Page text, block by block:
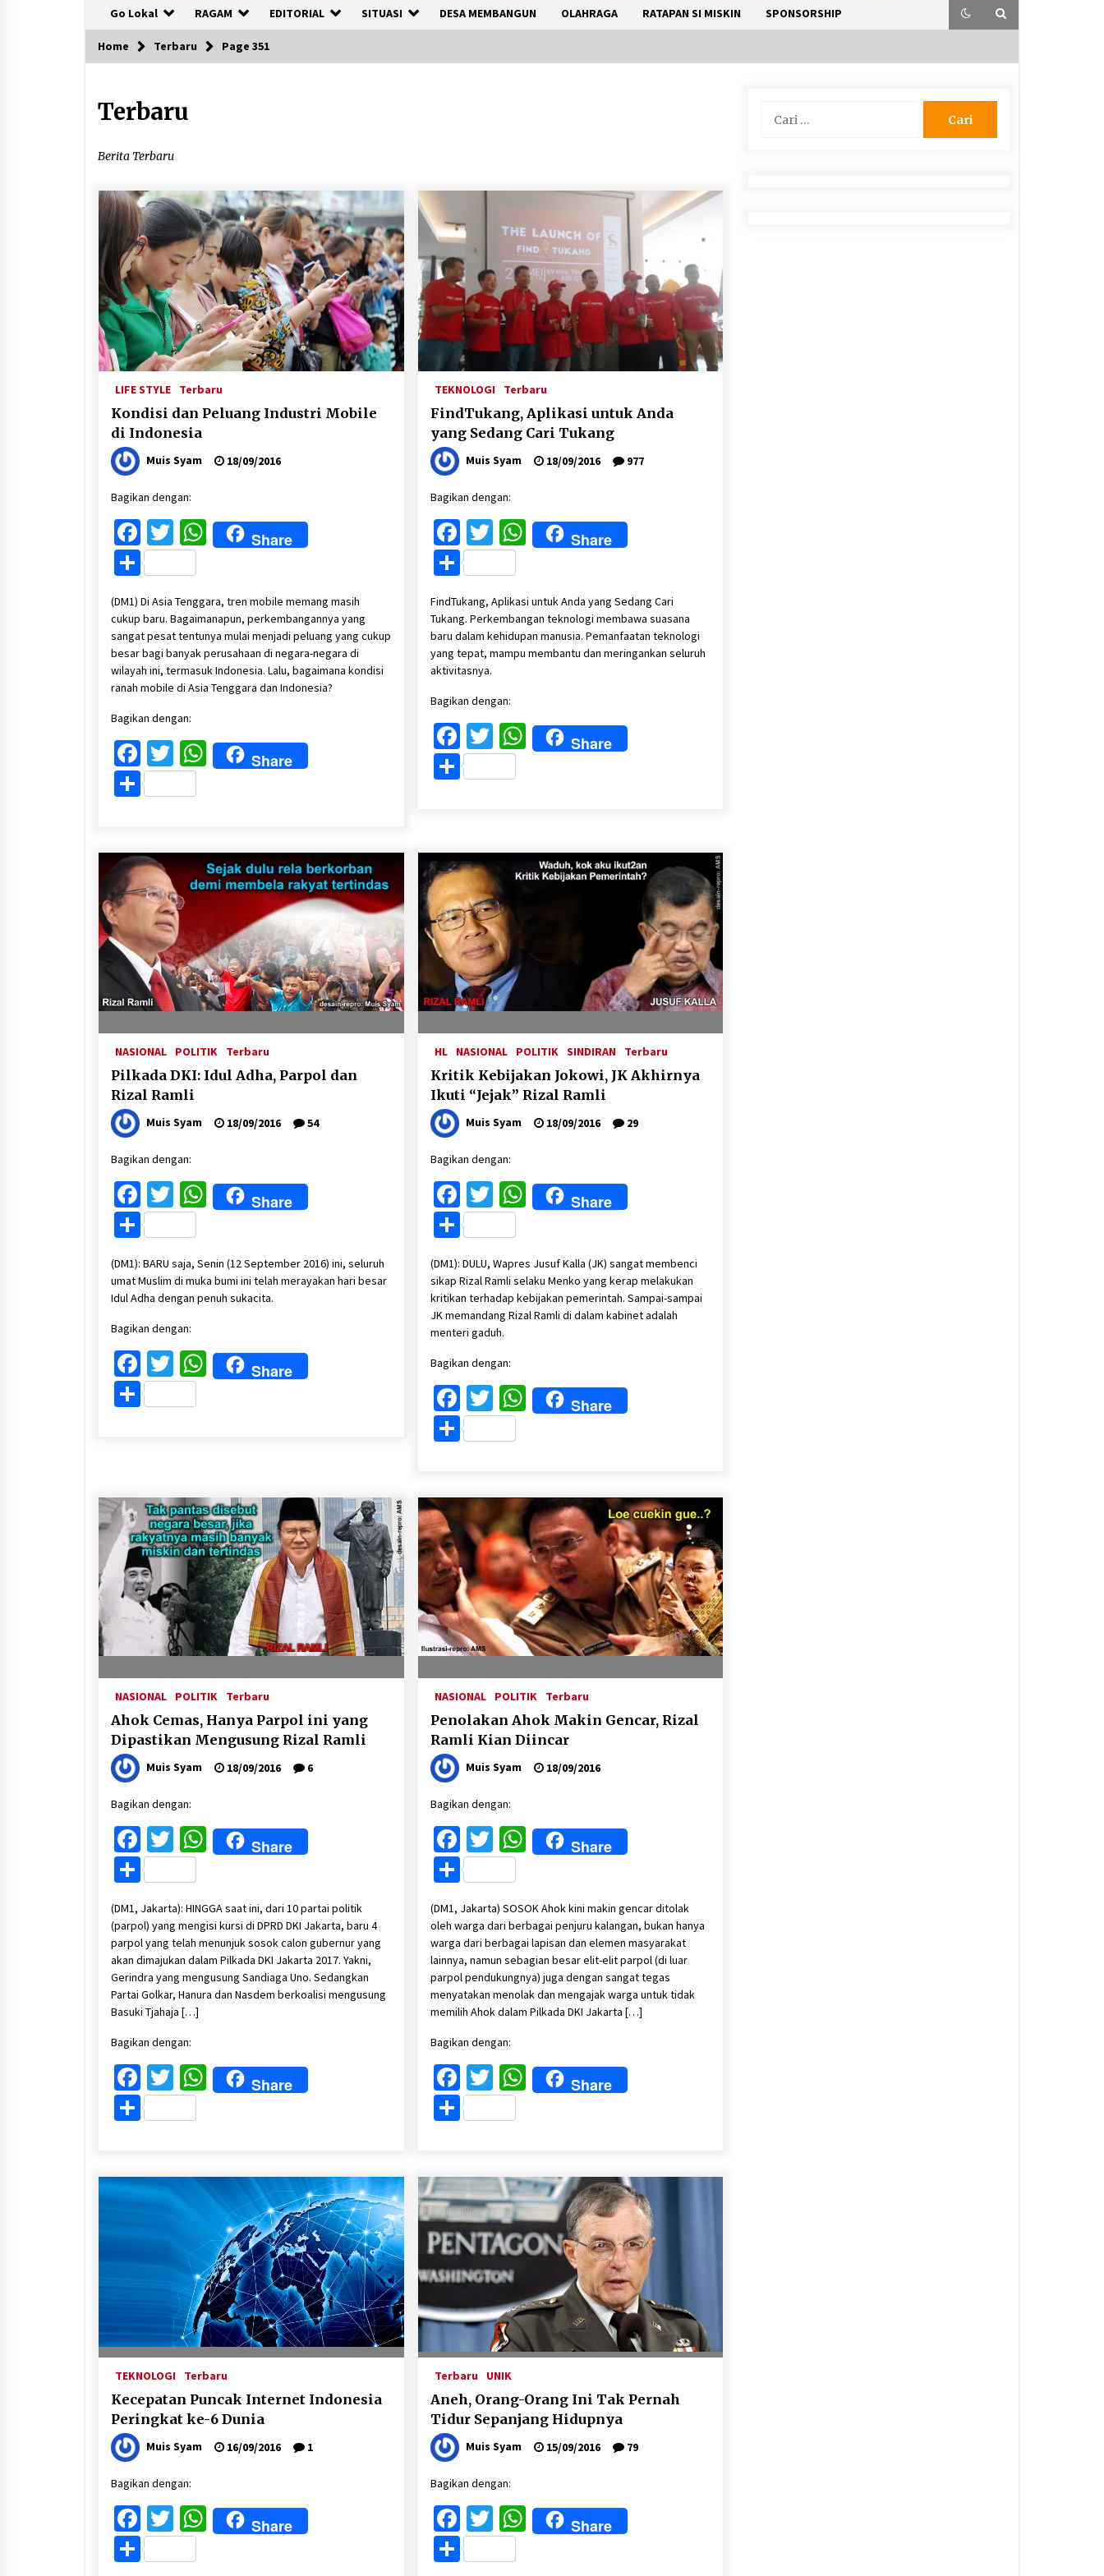
Go Lokal RAGAM EDITORIAL SITUASI DESA MEMBANGUN OLAHRAGA RATAPAN SI MISKIN SPONSORSHIP
Home Terbaru Page 351
Terbaru
Berita Terbaru
LIFE STYLE Terbaru
Kondisi dan Peluang Industri Mobile
di Indonesia
Muis Syam 18/09/2016
Bagikan dengan:
Facebook
Twitter
WhatsApp
Share
Share
(DM1) Di Asia Tenggara, tren mobile memang masih
cukup baru. Bagaimanapun, perkembangannya yang
sangat pesat tentunya mulai menjadi peluang yang cukup
besar bagi banyak perusahaan di negara-negara di
wilayah ini, termasuk Indonesia. Lalu, bagaimana kondisi
ranah mobile di Asia Tenggara dan Indonesia?
Bagikan dengan:
Facebook
Twitter
WhatsApp
Share
Share
TEKNOLOGI Terbaru
FindTukang, Aplikasi untuk Anda
yang Sedang Cari Tukang
Muis Syam 18/09/2016 977
Bagikan dengan:
Facebook
Twitter
WhatsApp
Share
Share
FindTukang, Aplikasi untuk Anda yang Sedang Cari
Tukang. Perkembangan teknologi membawa suasana
baru dalam kehidupan manusia. Pemanfaatan teknologi
yang tepat, mampu membantu dan meringankan seluruh
aktivitasnya.
Bagikan dengan:
Facebook
Twitter
WhatsApp
Share
Share
NASIONAL POLITIK Terbaru
Pilkada DKI: Idul Adha, Parpol dan
Rizal Ramli
Muis Syam 18/09/2016 54
Bagikan dengan:
Facebook
Twitter
WhatsApp
Share
Share
(DM1): BARU saja, Senin (12 September 2016) ini, seluruh
umat Muslim di muka bumi ini telah merayakan hari besar
Idul Adha dengan penuh sukacita.
Bagikan dengan:
Facebook
Twitter
WhatsApp
Share
Share
HL NASIONAL POLITIK SINDIRAN Terbaru
Kritik Kebijakan Jokowi, JK Akhirnya
Ikuti “Jejak” Rizal Ramli
Muis Syam 18/09/2016 29
Bagikan dengan:
Facebook
Twitter
WhatsApp
Share
Share
(DM1): DULU, Wapres Jusuf Kalla (JK) sangat membenci
sikap Rizal Ramli selaku Menko yang kerap melakukan
kritikan terhadap kebijakan pemerintah. Sampai-sampai
JK memandang Rizal Ramli di dalam kabinet adalah
menteri gaduh.
Bagikan dengan:
Facebook
Twitter
WhatsApp
Share
Share
NASIONAL POLITIK Terbaru
Ahok Cemas, Hanya Parpol ini yang
Dipastikan Mengusung Rizal Ramli
Muis Syam 18/09/2016 6
Bagikan dengan:
Facebook
Twitter
WhatsApp
Share
Share
(DM1, Jakarta): HINGGA saat ini, dari 10 partai politik
(parpol) yang mengisi kursi di DPRD DKI Jakarta, baru 4
parpol yang telah menunjuk sosok calon gubernur yang
akan dimajukan dalam Pilkada DKI Jakarta 2017. Yakni,
Gerindra yang mengusung Sandiaga Uno. Sedangkan
Partai Golkar, Hanura dan Nasdem berkoalisi mengusung
Basuki Tjahaja […]
Bagikan dengan:
Facebook
Twitter
WhatsApp
Share
Share
NASIONAL POLITIK Terbaru
Penolakan Ahok Makin Gencar, Rizal
Ramli Kian Diincar
Muis Syam 18/09/2016
Bagikan dengan:
Facebook
Twitter
WhatsApp
Share
Share
(DM1, Jakarta) SOSOK Ahok kini makin gencar ditolak
oleh warga dari berbagai penjuru kalangan, bukan hanya
warga dari berbagai lapisan dan elemen masyarakat
lainnya, namun sebagian besar elit-elit parpol (di luar
parpol pendukungnya) juga dengan sangat tegas
menyatakan menolak dan mengajak warga untuk tidak
memilih Ahok dalam Pilkada DKI Jakarta […]
Bagikan dengan:
Facebook
Twitter
WhatsApp
Share
Share
TEKNOLOGI Terbaru
Kecepatan Puncak Internet Indonesia
Peringkat ke-6 Dunia
Muis Syam 16/09/2016 1
Bagikan dengan:
Facebook
Twitter
WhatsApp
Share
Share
Terbaru UNIK
Aneh, Orang-Orang Ini Tak Pernah
Tidur Sepanjang Hidupnya
Muis Syam 15/09/2016 79
Bagikan dengan:
Facebook
Twitter
WhatsApp
Share
Share
untuk: